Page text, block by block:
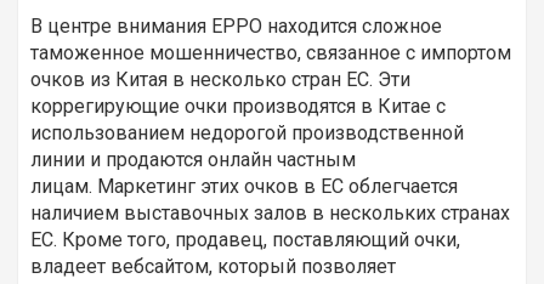
В центре внимания EPPO находится сложное
таможенное мошенничество, связанное с импортом
очков из Китая в несколько стран ЕС. Эти
коррегирующие очки производятся в Китае с
использованием недорогой производственной
линии и продаются онлайн частным
лицам. Маркетинг этих очков в ЕС облегчается
наличием выставочных залов в нескольких странах
ЕС. Кроме того, продавец, поставляющий очки,
владеет вебсайтом, который позволяет